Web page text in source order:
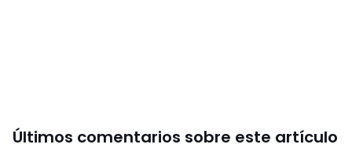
Últimos comentarios sobre este artículo